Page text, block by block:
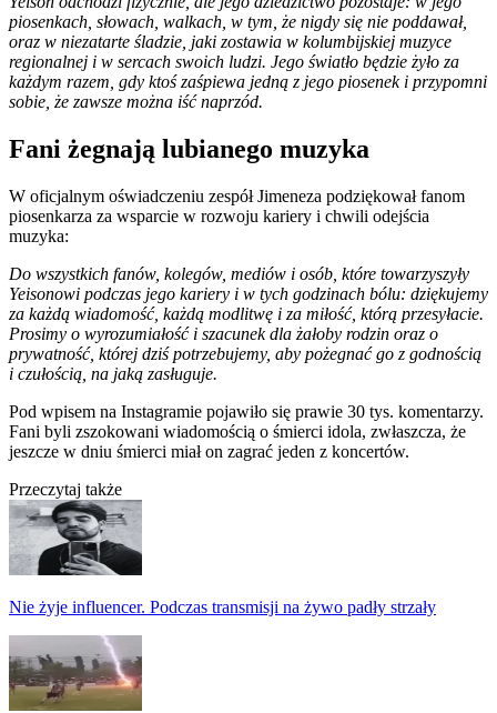
piosenkach, słowach, walkach, w tym, że nigdy się nie poddawał,
oraz w niezatarte śladzie, jaki zostawia w kolumbijskiej muzyce
regionalnej i w sercach swoich ludzi. Jego światło będzie żyło za
każdym razem, gdy ktoś zaśpiewa jedną z jego piosenek i przypomni
sobie, że zawsze można iść naprzód.
Fani żegnają lubianego muzyka
W oficjalnym oświadczeniu zespół Jimeneza podziękował fanom
piosenkarza za wsparcie w rozwoju kariery i chwili odejścia
muzyka:
Do wszystkich fanów, kolegów, mediów i osób, które towarzyszyły
Yeisonowi podczas jego kariery i w tych godzinach bólu: dziękujemy
za każdą wiadomość, każdą modlitwę i za miłość, którą przesyłacie.
Prosimy o wyrozumiałość i szacunek dla żałoby rodzin oraz o
prywatność, której dziś potrzebujemy, aby pożegnać go z godnością
i czułością, na jaką zasługuje.
Pod wpisem na Instagramie pojawiło się prawie 30 tys. komentarzy.
Fani byli zszokowani wiadomością o śmierci idola, zwłaszcza, że
jeszcze w dniu śmierci miał on zagrać jeden z koncertów.
Przeczytaj także
Nie żyje influencer. Podczas transmisji na żywo padły strzały